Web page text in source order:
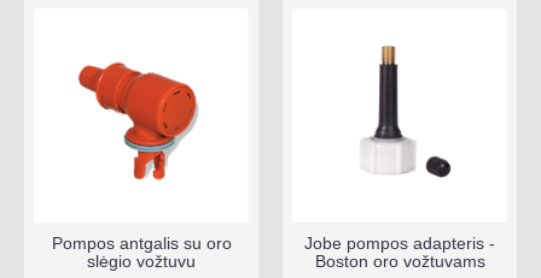
Pompos antgalis su oro
slėgio vožtuvu
Jobe pompos adapteris -
Boston oro vožtuvams